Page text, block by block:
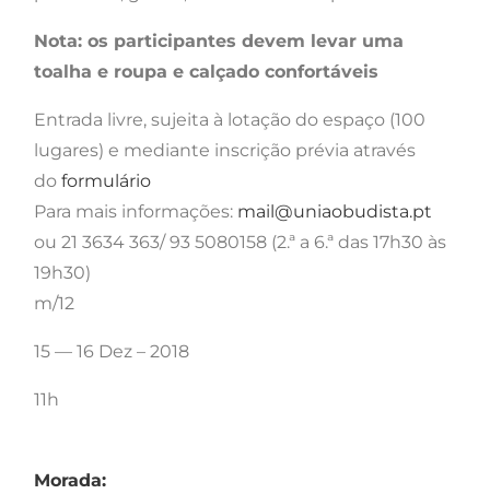
Nota: os participantes devem levar uma
toalha e roupa e calçado confortáveis
Entrada livre, sujeita à lotação do espaço (100
lugares) e mediante inscrição prévia através
do formulário
Para mais informações: mail@uniaobudista.pt
ou 21 3634 363/ 93 5080158 (2.ª a 6.ª das 17h30 às
19h30)
m/12
15 — 16 Dez – 2018
11h
Morada: